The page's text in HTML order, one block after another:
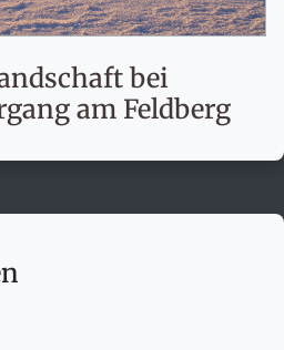
bei
am Feldberg